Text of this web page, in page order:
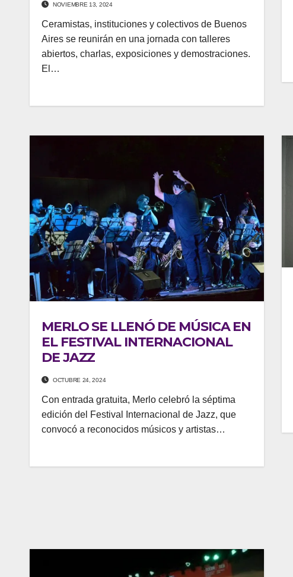
NOVIEMBRE 13, 2024
Ceramistas, instituciones y colectivos de Buenos
Aires se reunirán en una jornada con talleres
abiertos, charlas, exposiciones y demostraciones.
El…
MERLO SE LLENÓ DE MÚSICA EN
EL FESTIVAL INTERNACIONAL
DE JAZZ
OCTUBRE 24, 2024
Con entrada gratuita, Merlo celebró la séptima
edición del Festival Internacional de Jazz, que
convocó a reconocidos músicos y artistas…